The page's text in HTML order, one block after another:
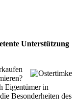
Unterstützung
Eigentümer in
Besonderheiten des